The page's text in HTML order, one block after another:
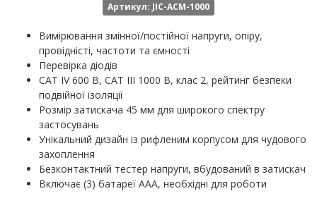
Артикул: JIC-ACM-1000
Вимірювання змінної/постійної напруги, опіру,
провідністі, частоти та ємності
Перевірка діодів
CAT IV 600 В, CAT III 1000 В, клас 2, рейтинг безпеки
подвійної ізоляції
Розмір затискача 45 мм для широкого спектру
застосувань
Унікальний дизайн із рифленим корпусом для чудового
захоплення
Безконтактний тестер напруги, вбудований в затискач
Включає (3) батареї AAA, необхідні для роботи